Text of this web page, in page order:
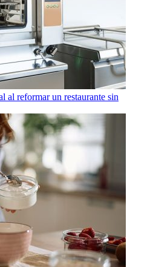
al reformar un restaurante sin